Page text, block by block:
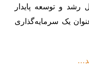
رشد و توسعه پایدار
یک سرمایه‌گذاری